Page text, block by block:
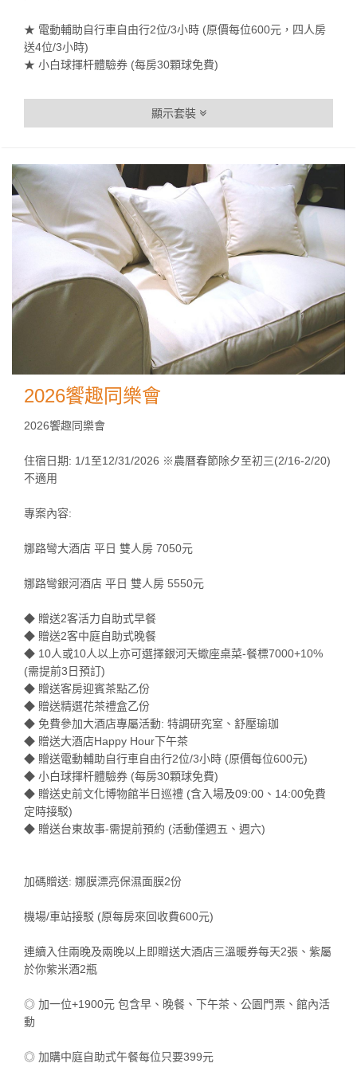
★ 電動輔助自行車自由行2位/3小時 (原價每位600元，四人房
送4位/3小時)
★ 小白球揮杆體驗券 (每房30顆球免費)
顯示套裝
2026饗趣同樂會
2026饗趣同樂會
住宿日期: 1/1至12/31/2026 ※農曆春節除夕至初三(2/16-2/20)
不適用
專案內容:
娜路彎大酒店 平日 雙人房 7050元
娜路彎銀河酒店 平日 雙人房 5550元
◆ 贈送2客活力自助式早餐
◆ 贈送2客中庭自助式晚餐
◆ 10人或10人以上亦可選擇銀河天蠍座桌菜-餐標7000+10%
(需提前3日預訂)
◆ 贈送客房迎賓茶點乙份
◆ 贈送精選花茶禮盒乙份
◆ 免費參加大酒店專屬活動: 特調研究室、舒壓瑜珈
◆ 贈送大酒店Happy Hour下午茶
◆ 贈送電動輔助自行車自由行2位/3小時 (原價每位600元)
◆ 小白球揮杆體驗券 (每房30顆球免費)
◆ 贈送史前文化博物館半日巡禮 (含入場及09:00、14:00免費
定時接駁)
◆ 贈送台東故事-需提前預約 (活動僅週五、週六)
加碼贈送: 娜膜漂亮保濕面膜2份
機場/車站接駁 (原每房來回收費600元)
連續入住兩晚及兩晚以上即贈送大酒店三溫暖券每天2張、紫屬
於你紫米酒2瓶
◎ 加一位+1900元 包含早、晚餐、下午茶、公園門票、館內活
動
◎ 加購中庭自助式午餐每位只要399元